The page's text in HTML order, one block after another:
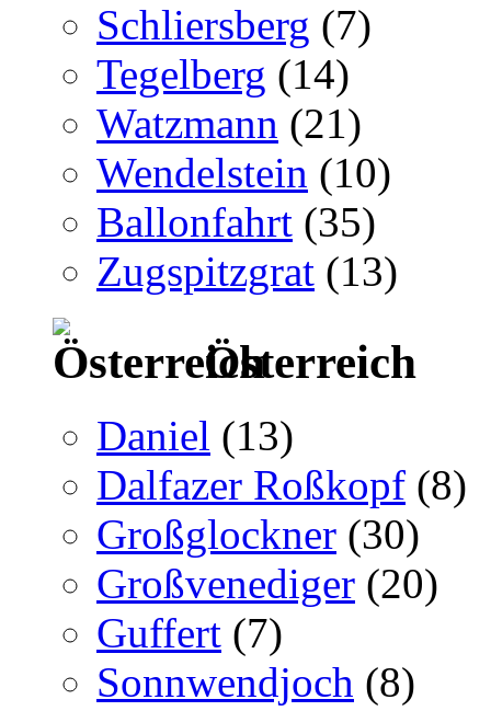
Schliersberg (7)
Tegelberg (14)
Watzmann (21)
Wendelstein (10)
Ballonfahrt (35)
Zugspitzgrat (13)
Österreich
Daniel (13)
Dalfazer Roßkopf (8)
Großglockner (30)
Großvenediger (20)
Guffert (7)
Sonnwendjoch (8)